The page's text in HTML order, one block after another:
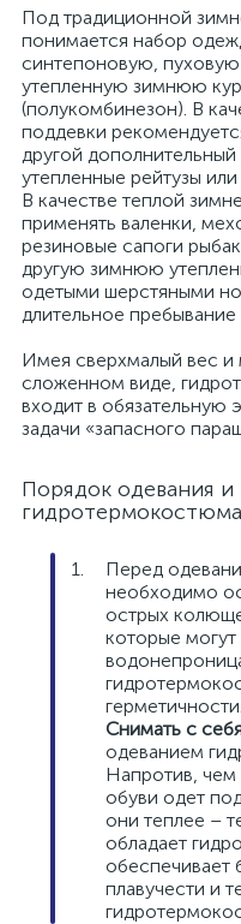
Под традиционной
понимается набор
синтепоновую,
утепленную зимнюю
(полукомбинезон). В
поддевки
другой дополнительный
утепленные рейтузы
В качестве теплой
применять валенки,
резиновые сапоги
другую зимнюю
одетыми шерстяными
длительное пребывание
Имея сверхмалый вес
сложенном виде,
входит в обязательную
задачи «запасного
Порядок одевания
Перед
необходимо
острых
которые могут
герметичности.
Снимать с
одеванием
Напротив,
обуви одет
они теплее –
обладает
обеспечивает
плавучести и